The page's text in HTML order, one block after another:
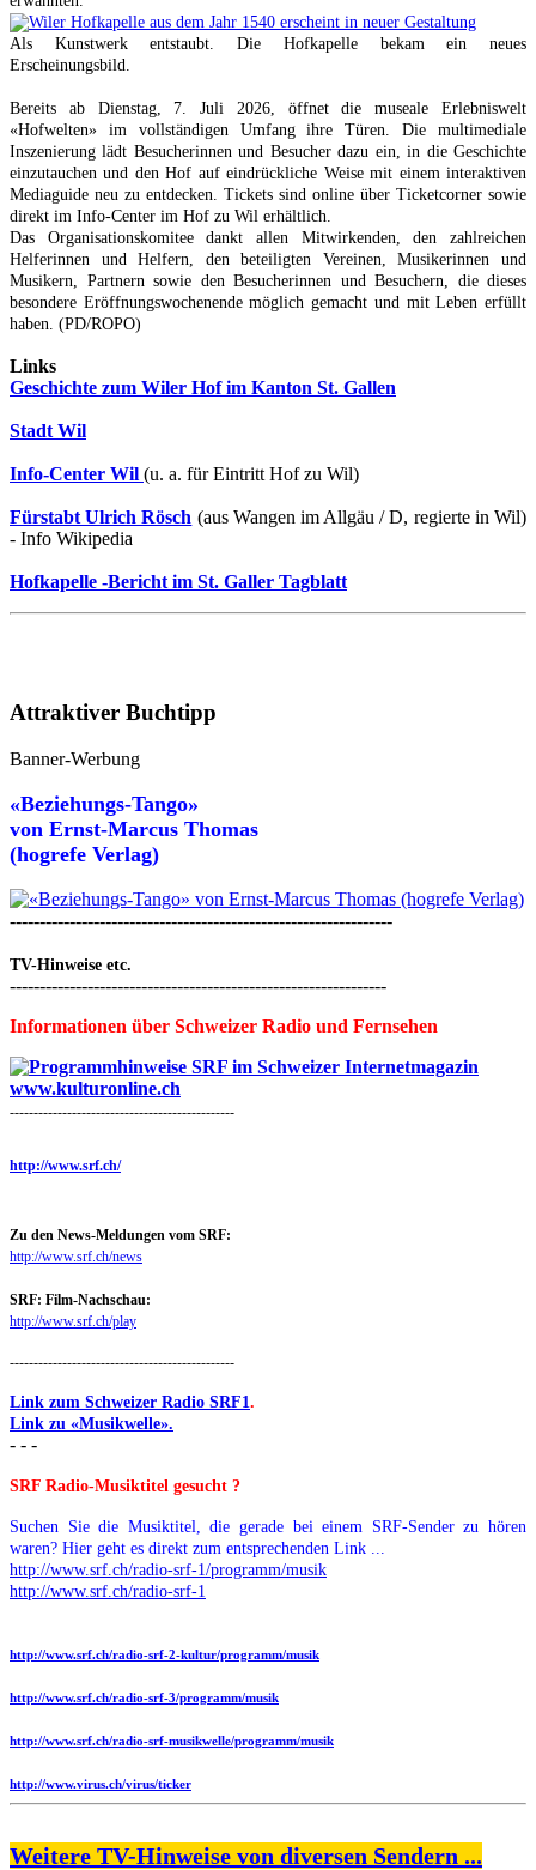
Als Kunstwerk entstaubt. Die Hofkapelle bekam ein neues
Erscheinungsbild.
Bereits ab Dienstag, 7. Juli 2026, öffnet die museale Erlebniswelt
«Hofwelten» im vollständigen Umfang ihre Türen. Die multimediale
Inszenierung lädt Besucherinnen und Besucher dazu ein, in die Geschichte
einzutauchen und den Hof auf eindrückliche Weise mit einem interaktiven
Mediaguide neu zu entdecken. Tickets sind online über Ticketcorner sowie
direkt im Info-Center im Hof zu Wil erhältlich.
Das Organisationskomitee dankt allen Mitwirkenden, den zahlreichen
Helferinnen und Helfern, den beteiligten Vereinen, Musikerinnen und
Musikern, Partnern sowie den Besucherinnen und Besuchern, die dieses
besondere Eröffnungswochenende möglich gemacht und mit Leben erfüllt
haben. (PD/ROPO)
Links
Geschichte zum Wiler Hof im Kanton St. Gallen
Stadt Wil
Info-Center Wil (u. a. für Eintritt Hof zu Wil)
Fürstabt Ulrich Rösch (aus Wangen im Allgäu / D, regierte in Wil)
- Info Wikipedia
Hofkapelle -Bericht im St. Galler Tagblatt
Attraktiver Buchtipp
Banner-Werbung
«Beziehungs-Tango»
von Ernst-Marcus Thomas
(hogrefe Verlag)
----------------------------------------------------------------
TV-Hinweise etc.
---------------------------------------------------------------
Informationen über Schweizer Radio und Fernsehen
-----------------------------------------------
http://www.srf.ch/
Zu den News-Meldungen vom SRF:
http://www.srf.ch/news
SRF: Film-Nachschau:
http://www.srf.ch/play
-----------------------------------------------
Link zum Schweizer Radio SRF1.
Link zu «Musikwelle».
- - -
SRF Radio-Musiktitel gesucht ?
Suchen Sie die Musiktitel, die gerade bei einem SRF-Sender zu hören
waren? Hier geht es direkt zum entsprechenden Link ...
http://www.srf.ch/radio-srf-1/programm/musik
http://www.srf.ch/radio-srf-1
http://www.srf.ch/radio-srf-2-kultur/programm/musik
http://www.srf.ch/radio-srf-3/programm/musik
http://www.srf.ch/radio-srf-musikwelle/programm/musik
http://www.virus.ch/virus/ticker
Weitere TV-Hinweise von diversen Sendern ...